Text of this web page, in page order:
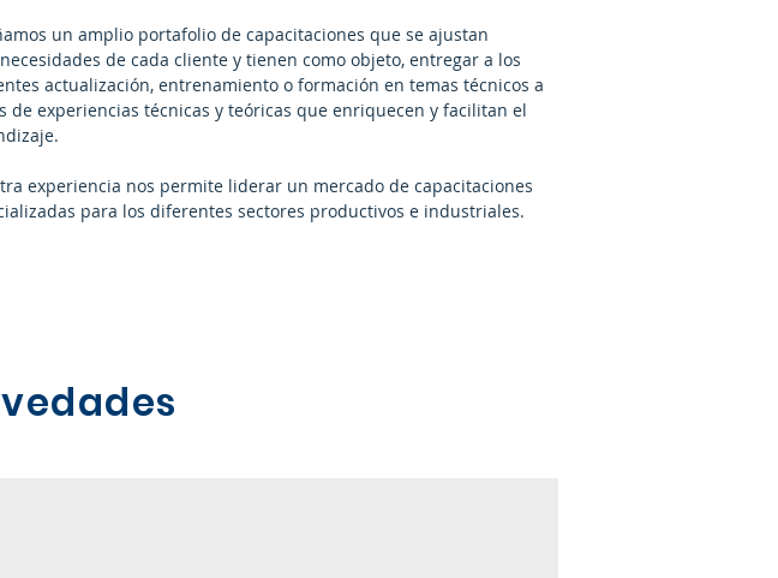
un amplio portafolio de capacitaciones que se ajustan
de cada cliente y tienen como objeto, entregar a los
actualización, entrenamiento o formación en temas técnicos a
de experiencias técnicas y teóricas que enriquecen y facilitan el
experiencia nos permite liderar un mercado de capacitaciones
para los diferentes sectores productivos e industriales.